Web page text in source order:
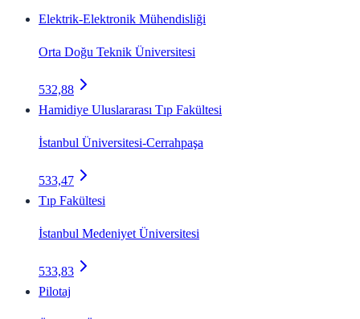
Elektrik-Elektronik Mühendisliği
Orta Doğu Teknik Üniversitesi
532,88
Hamidiye Uluslararası Tıp Fakültesi
İstanbul Üniversitesi-Cerrahpaşa
533,47
Tıp Fakültesi
İstanbul Medeniyet Üniversitesi
533,83
Pilotaj